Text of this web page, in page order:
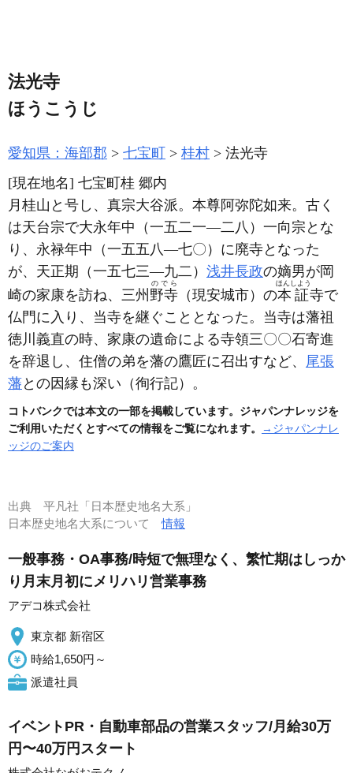
法光寺
ほうこうじ
愛知県：海部郡 七宝町 桂村
法光寺
[現在地名] 七宝町桂 郷内
月桂山と号し、真宗大谷派。本尊阿弥陀如来。古く
は天台宗で大永年中 （一五二一―二八） 一向宗とな
り、永禄年中 （一五五八―七〇） に廃寺となった
が、天正期 （一五七三―九二） 浅井長政の嫡男が岡
崎の家康を訪ね、三州 野寺
のでら
（現安城市） の本証
ほんしよう
寺で
仏門に入り、当寺を継ぐこととなった。当寺は藩祖
徳川義直の時、家康の遺命による寺領三〇〇石寄進
を辞退し、住僧の弟を藩の鷹匠に召出すなど、 尾張
藩との因縁も深い （徇行記） 。
コトバンクでは本文の一部を掲載しています。ジャパンナレッジを
ご利用いただくとすべての情報をご覧になれます。
→ジャパンナレ
ッジのご案内
出典 平凡社「日本歴史地名大系」
日本歴史地名大系について情報
一般事務・OA事務/時短で無理なく、繁忙期はしっか
り月末月初にメリハリ営業事務
アデコ株式会社
東京都 新宿区
時給1,650円～
派遣社員
イベントPR・自動車部品の営業スタッフ/月給30万
円〜40万円スタート